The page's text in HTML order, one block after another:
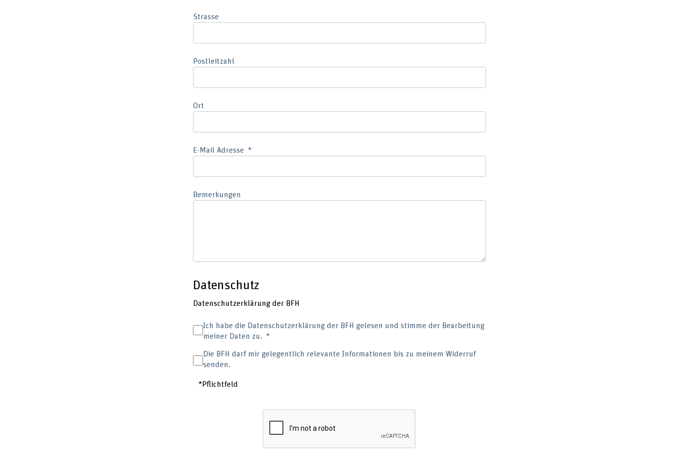
Strasse
Postleitzahl
Ort
E-Mail Adresse
Bemerkungen
Datenschutz
Datenschutzerklärung der BFH
Ich habe die Datenschutzerklärung der BFH gelesen und stimme der Bearbeitung
meiner Daten zu.
Die BFH darf mir gelegentlich relevante Informationen bis zu meinem Widerruf
senden.
*Pflichtfeld